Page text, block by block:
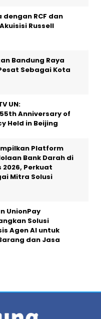
dengan RCF dan
Russell
Bandung Raya
Sebagai Kota
UN:
Anniversary of
Held in Beijing
Platform
Bank Darah di
2026, Perkuat
Mitra Solusi
UnionPay
Solusi
Agen AI untuk
dan Jasa